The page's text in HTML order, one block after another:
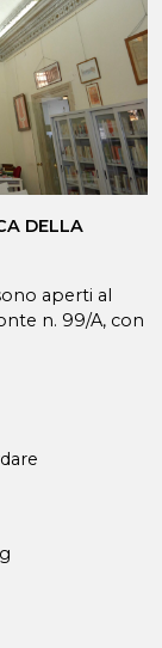
DELLA
aperti al
n. 99/A, con